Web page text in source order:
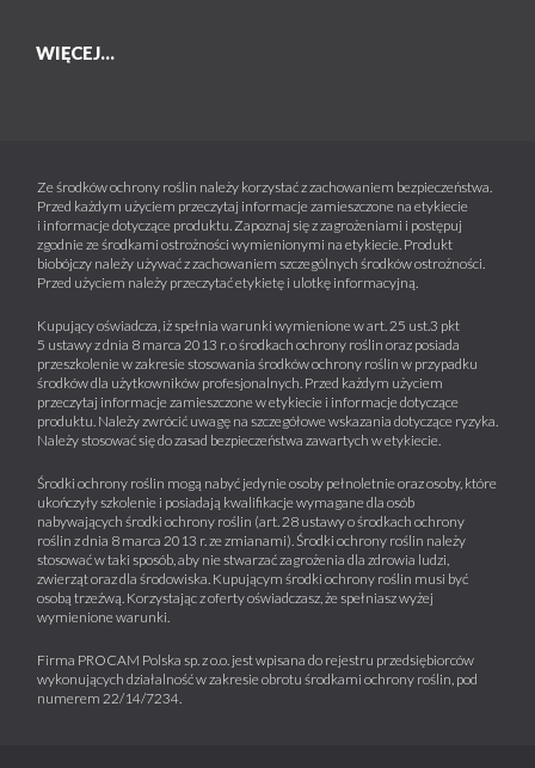
WIĘCEJ...
Ze środków ochrony roślin należy korzystać z zachowaniem bezpieczeństwa.
Przed każdym użyciem przeczytaj informacje zamieszczone na etykiecie
i informacje dotyczące produktu. Zapoznaj się z zagrożeniami i postępuj
zgodnie ze środkami ostrożności wymienionymi na etykiecie. Produkt
biobójczy należy używać z zachowaniem szczególnych środków ostrożności.
Przed użyciem należy przeczytać etykietę i ulotkę informacyjną.
Kupujący oświadcza, iż spełnia warunki wymienione w art. 25 ust.3 pkt
5 ustawy z dnia 8 marca 2013 r. o środkach ochrony roślin oraz posiada
przeszkolenie w zakresie stosowania środków ochrony roślin w przypadku
środków dla użytkowników profesjonalnych. Przed każdym użyciem
przeczytaj informacje zamieszczone w etykiecie i informacje dotyczące
produktu. Należy zwrócić uwagę na szczegółowe wskazania dotyczące ryzyka.
Należy stosować się do zasad bezpieczeństwa zawartych w etykiecie.
Środki ochrony roślin mogą nabyć jedynie osoby pełnoletnie oraz osoby, które
ukończyły szkolenie i posiadają kwalifikacje wymagane dla osób
nabywających środki ochrony roślin (art. 28 ustawy o środkach ochrony
roślin z dnia 8 marca 2013 r. ze zmianami). Środki ochrony roślin należy
stosować w taki sposób, aby nie stwarzać zagrożenia dla zdrowia ludzi,
zwierząt oraz dla środowiska. Kupującym środki ochrony roślin musi być
osobą trzeźwą. Korzystając z oferty oświadczasz, że spełniasz wyżej
wymienione warunki.
Firma PROCAM Polska sp. z o.o. jest wpisana do rejestru przedsiębiorców
wykonujących działalność w zakresie obrotu środkami ochrony roślin, pod
numerem 22/14/7234.